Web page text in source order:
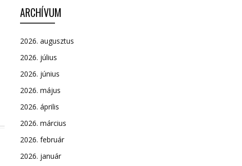
ARCHÍVUM
2026. augusztus
2026. július
2026. június
2026. május
2026. április
2026. március
2026. február
2026. január